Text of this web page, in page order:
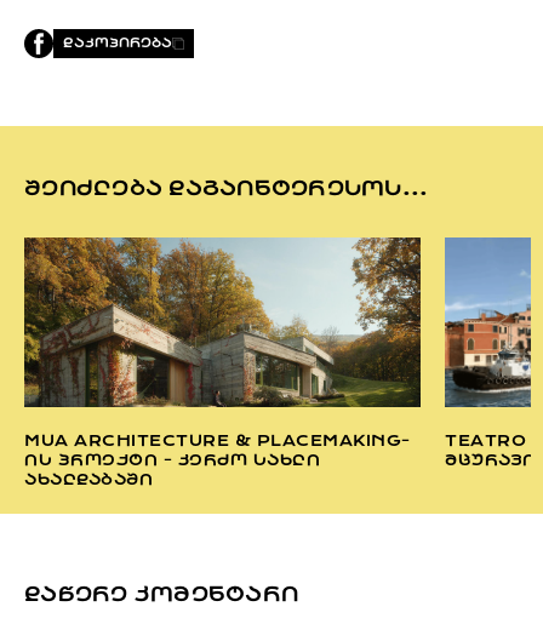
ᲓᲐᲙᲝᲞᲘᲠᲔᲑᲐ
ᲨᲔᲘᲫᲚᲔᲑᲐ ᲓᲐᲒᲐᲘᲜᲢᲔᲠᲔᲡᲝᲡ...
MUA ARCHITECTURE & PLACEMAKING-
ᲘᲡ ᲞᲠᲝᲔᲥᲢᲘ - ᲙᲔᲠᲫᲝ ᲡᲐᲮᲚᲘ
ᲐᲮᲐᲚᲓᲐᲑᲐᲨᲘ
TEATRO
ᲓᲐᲬᲔᲠᲔ ᲙᲝᲛᲔᲜᲢᲐᲠᲘ